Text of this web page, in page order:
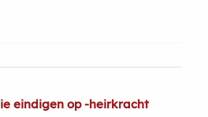
eindigen op -heirkracht